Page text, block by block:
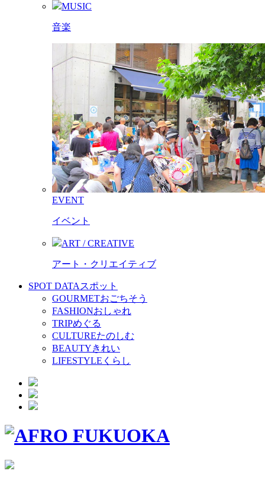
MUSIC
音楽
EVENT
イベント
ART / CREATIVE
アート・クリエイティブ
SPOT DATA スポット
GOURMETおごちそう
FASHIONおしゃれ
TRIPめぐる
CULTUREたのしむ
BEAUTYきれい
LIFESTYLE くらし